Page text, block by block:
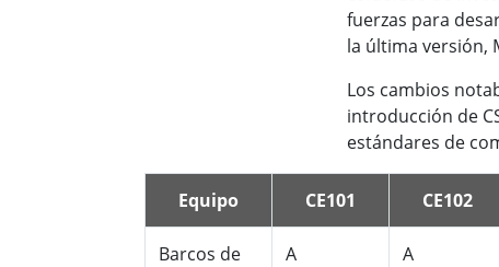
fuerzas para
la última versión,
Los cambios
introducción de
estándares de
Equipo CE101 CE102
Barcos de
A A